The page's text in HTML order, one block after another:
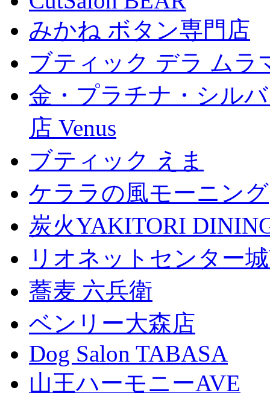
みかね ボタン専門店
ブティック デラ ムラ
金・プラチナ・シル
店 Venus
ブティック えま
ケララの風モーニング
炭火YAKITORI
リオネットセンター
蕎麦 六兵衛
ベンリー大森店
Dog Salon TABASA
山王ハーモニーAVE